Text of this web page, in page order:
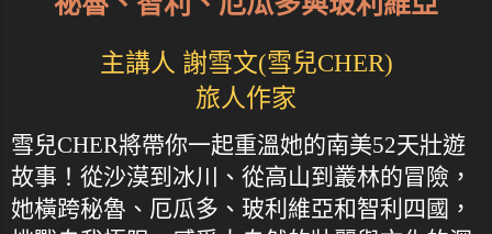
主講人 謝雪文(雪兒CHER)
旅人作家
雪兒CHER將帶你一起重溫她的南美52天壯遊
故事！從沙漠到冰川、從高山到叢林的冒險，
她橫跨秘魯、厄瓜多、玻利維亞和智利四國，